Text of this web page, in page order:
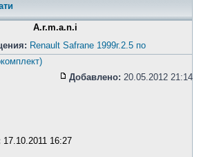
A.r.m.a.n.i
Renault Safrane 1999г.2.5 по
Добавлено: 20.05.2012 21:14
17.10.2011 16:27